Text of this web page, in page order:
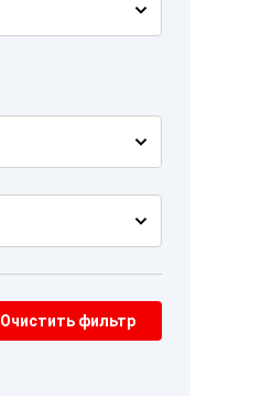
Очистить фильтр